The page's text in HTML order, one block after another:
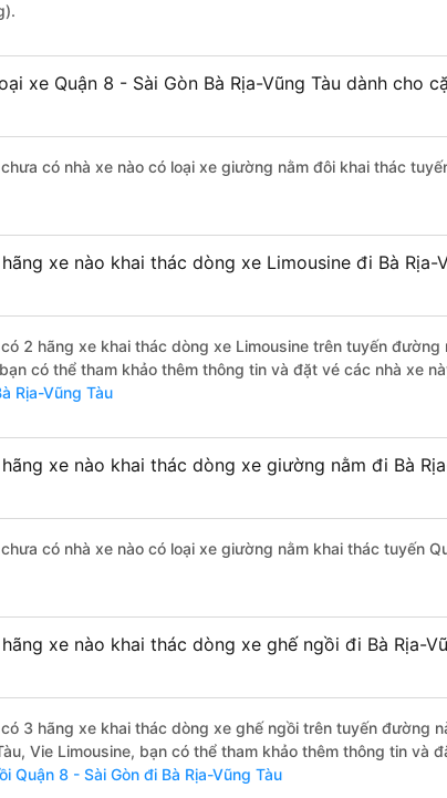
xe Quận 8 - Sài Gòn Bà Rịa-Vũng Tàu dành cho
có nhà xe nào có loại xe giường nằm đôi khai thác
xe nào khai thác dòng xe Limousine đi Bà Rịa-
2 hãng xe khai thác dòng xe Limousine trên tuyến đường
có thể tham khảo thêm thông tin và đặt vé các nhà xe
Rịa-Vũng Tàu
xe nào khai thác dòng xe giường nằm đi Bà
có nhà xe nào có loại xe giường nằm khai thác tuyến
xe nào khai thác dòng xe ghế ngồi đi Bà Rịa-
3 hãng xe khai thác dòng xe ghế ngồi trên tuyến đường
Vie Limousine, bạn có thể tham khảo thêm thông tin và
Quận 8 - Sài Gòn đi Bà Rịa-Vũng Tàu